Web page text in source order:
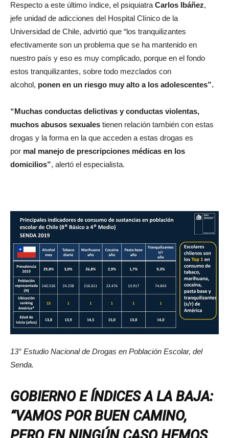
Respecto a este último índice, el psiquiatra Carlos Ibáñez,
jefe unidad de adicciones del Hospital Clínico de la
Universidad de Chile, advirtió que “los tranquilizantes
efectivamente son un problema que se ha mantenido en
nuestro país y eso es muy complicado, porque en el fondo
estos tranquilizantes, sobre todo mezclados con
alcohol, ponen en un riesgo muy alto a los adolescentes”.
“Muchas conductas delictivas y conductas violentas,
muchos abusos sexuales tienen relación también con estas
drogas y la forma en la que acceden a estas drogas es
por mal manejo de prescripciones médicas en los
domicilios”, alertó el especialista.
13° Estudio Nacional de Drogas en Población Escolar, del
Senda.
GOBIERNO E ÍNDICES A LA BAJA:
“VAMOS POR BUEN CAMINO,